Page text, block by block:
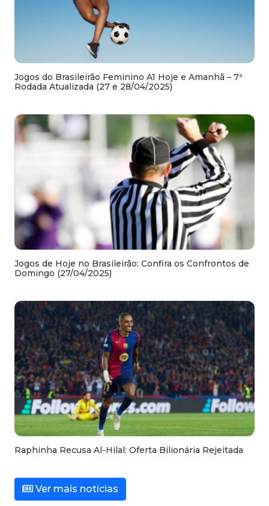
Jogos do Brasileirão Feminino A1 Hoje e Amanhã – 7ª
Rodada Atualizada (27 e 28/04/2025)
Jogos de Hoje no Brasileirão: Confira os Confrontos de
Domingo (27/04/2025)
Raphinha Recusa Al-Hilal: Oferta Bilionária Rejeitada
Ver mais notícias